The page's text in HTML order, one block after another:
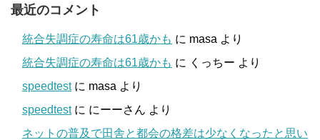
最近のコメント
統合失調症の寿命は61歳かも に masa より
統合失調症の寿命は61歳かも に くっちー より
speedtestに masa より
speedtestに にーーさん より
ネットの普及で田舎と都会の格差は少なくなったと思い